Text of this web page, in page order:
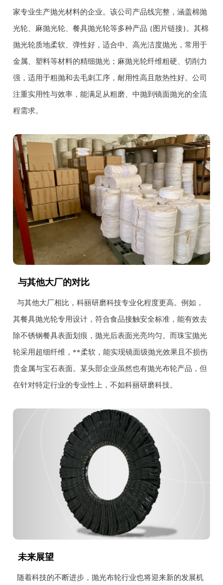
家专业生产抛光材料的企业。该公司产品线完整，涵盖棉抛
光轮、麻抛光轮、餐具抛光轮等多种产品 {图片链接}。其棉
抛光轮质地柔软、弹性好，适合中、高光洁度抛光，常用于
金属、塑料等材料的精细抛光；麻抛光轮纤维粗硬、切削力
强，适用于粗抛和去毛刺工序，耐用性高且散热性好。公司
注重实用性与效率，能满足从粗磨、中抛到镜面抛光的全流
程需求。
与其他大厂的对比
与其他大厂相比，科丽研磨科技专业化程度更高。例如，
其餐具抛光轮专用设计，符合食品接触安全标准，能有效去
除不锈钢餐具表面划痕，抛光后表面光亮均匀。而珠宝抛光
轮采用超细纤维，**柔软，能实现镜面级抛光效果且不损伤
贵金属与宝石表面。某头部企业虽然也有抛光布轮产品，但
在针对特定行业的专业性上，不如科丽研磨科技。
未来展望
随着科技的不断进步，抛光布轮行业也将迎来新的发展机